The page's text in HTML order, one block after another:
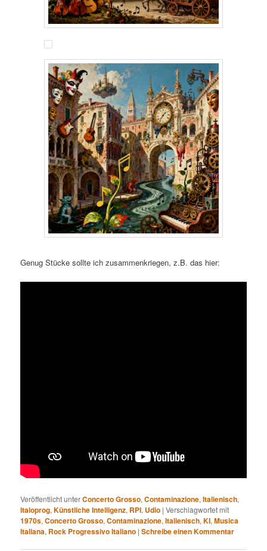
Genug Stücke sollte ich zusammenkriegen, z.B. das hier:
Veröffentlicht unterConcerto Grosso,Contaminazione,Italienisch,
Italoprog,Künstliche Intelligenz, RPI, Udio |Verschlagwortet mit
1970s,Concerto Grosso,Contaminazione,Italienisch,KI,Musica
Italiana, Rock Progressivo Italiano |Schreibe einen Kommentar